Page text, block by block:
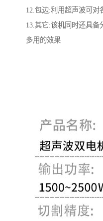
12.包边:利用超声波可对
13.其它:该机同时还具
多用的效果